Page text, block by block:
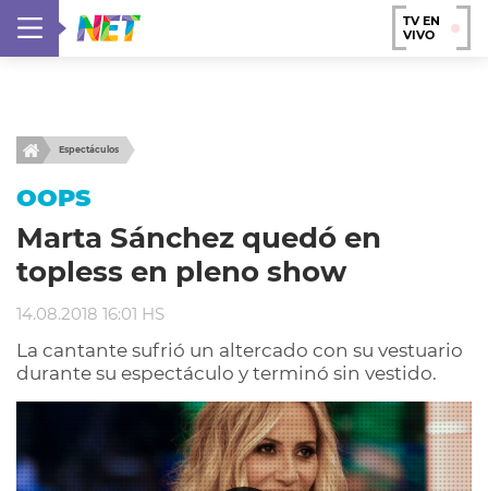
TV EN
VIVO
Espectáculos
OOPS
Marta Sánchez quedó en
topless en pleno show
14.08.2018 16:01 HS
La cantante sufrió un altercado con su vestuario
durante su espectáculo y terminó sin vestido.